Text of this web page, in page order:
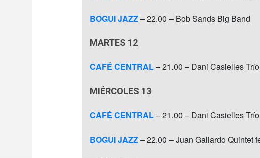
BOGUI JAZZ– 22.00 – Bob Sands Big Band
MARTES 12
CAFÉ CENTRAL– 21.00 – Dani Casielles Trío
MIÉRCOLES 13
CAFÉ CENTRAL– 21.00 – Dani Casielles Trío
BOGUI JAZZ– 22.00 – Juan Galiardo Quintet